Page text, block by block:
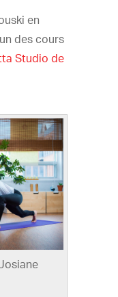
en
des cours
Studio de